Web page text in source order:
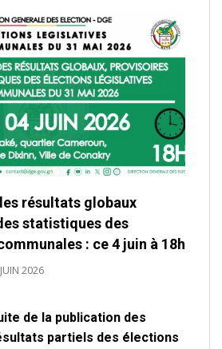
résultats globaux
statistiques des
: ce 4 juin à 18h
2026
de la publication des
partiels des élections